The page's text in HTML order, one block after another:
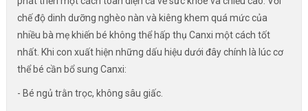
chế độ dinh dưỡng nghèo nàn và kiêng khem quá mức của
nhiều bà mẹ khiến bé không thể hấp thụ Canxi một cách tốt
nhất. Khi con xuất hiện những dấu hiệu dưới đây chính là lúc cơ
thể bé cần bổ sung Canxi:
- Bé ngủ trằn trọc, không sâu giấc.